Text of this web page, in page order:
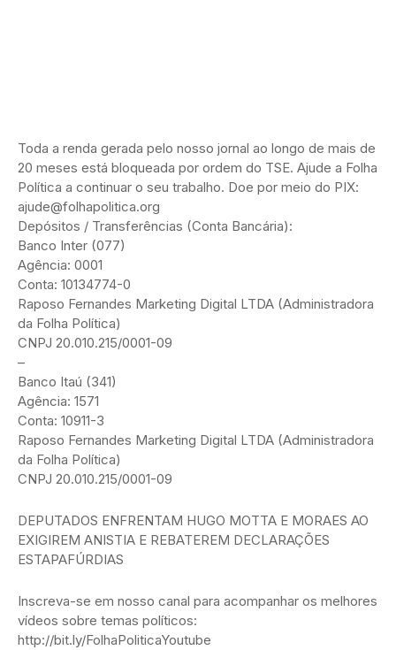
Toda a renda gerada pelo nosso jornal ao longo de mais de
20 meses está bloqueada por ordem do TSE. Ajude a Folha
Política a continuar o seu trabalho. Doe por meio do PIX:
ajude@folhapolitica.org
Depósitos / Transferências (Conta Bancária):
Banco Inter (077)
Agência: 0001
Conta: 10134774-0
Raposo Fernandes Marketing Digital LTDA (Administradora
da Folha Política)
CNPJ 20.010.215/0001-09
–
Banco Itaú (341)
Agência: 1571
Conta: 10911-3
Raposo Fernandes Marketing Digital LTDA (Administradora
da Folha Política)
CNPJ 20.010.215/0001-09
DEPUTADOS ENFRENTAM HUGO MOTTA E MORAES AO
EXIGIREM ANISTIA E REBATEREM DECLARAÇÕES
ESTAPAFÚRDIAS
Inscreva-se em nosso canal para acompanhar os melhores
vídeos sobre temas políticos:
http://bit.ly/FolhaPoliticaYoutube